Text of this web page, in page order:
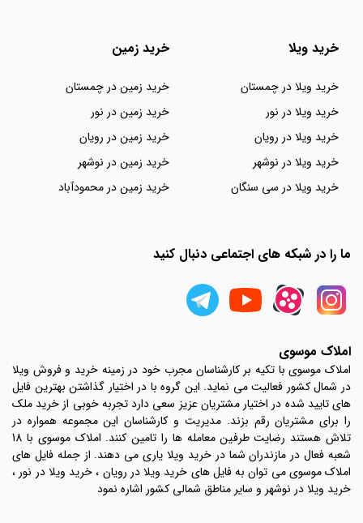
خرید ویلا
خرید ویلا در چمستان
خرید ویلا در نور
خرید ویلا در رویان
خرید ویلا در نوشهر
خرید ویلا در سی سنگان
خرید زمین
خرید زمین در چمستان
خرید زمین در نور
خرید زمین در رویان
خرید زمین در نوشهر
خرید زمین در محمودآباد
ما را در شبکه های اجتماعی دنبال کنید
املاک موسوی
املاک موسوی با تکیه بر کارشناسان مجرب خود در زمینه خرید و فروش ویلا
در شمال کشور فعالیت می نماید. این گروه با در اختیار گذاشتن بهترین فایل
های تایید شده در اختیار مشتریان عزیز سعی دارد تجربه خوبی از خرید ملک
را برای مشتریان رقم بزند. مدیریت و کارشناسان این مجموعه همواره در
تلاش هستند رضایت طرفین معامله ها را تامین کنند. املاک موسوی با 18
شعبه فعال در مازندران شما در خرید ویلا یاری می دهند. از جمله فایل های
املاک موسوی می توان به فایل های خرید ویلا در رویان ، خرید ویلا در نور ،
خرید ویلا در نوشهر و سایر مناطق شمالی کشور اشاره نمود